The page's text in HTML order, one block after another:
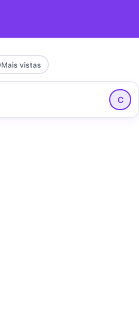
Mais vistas
C